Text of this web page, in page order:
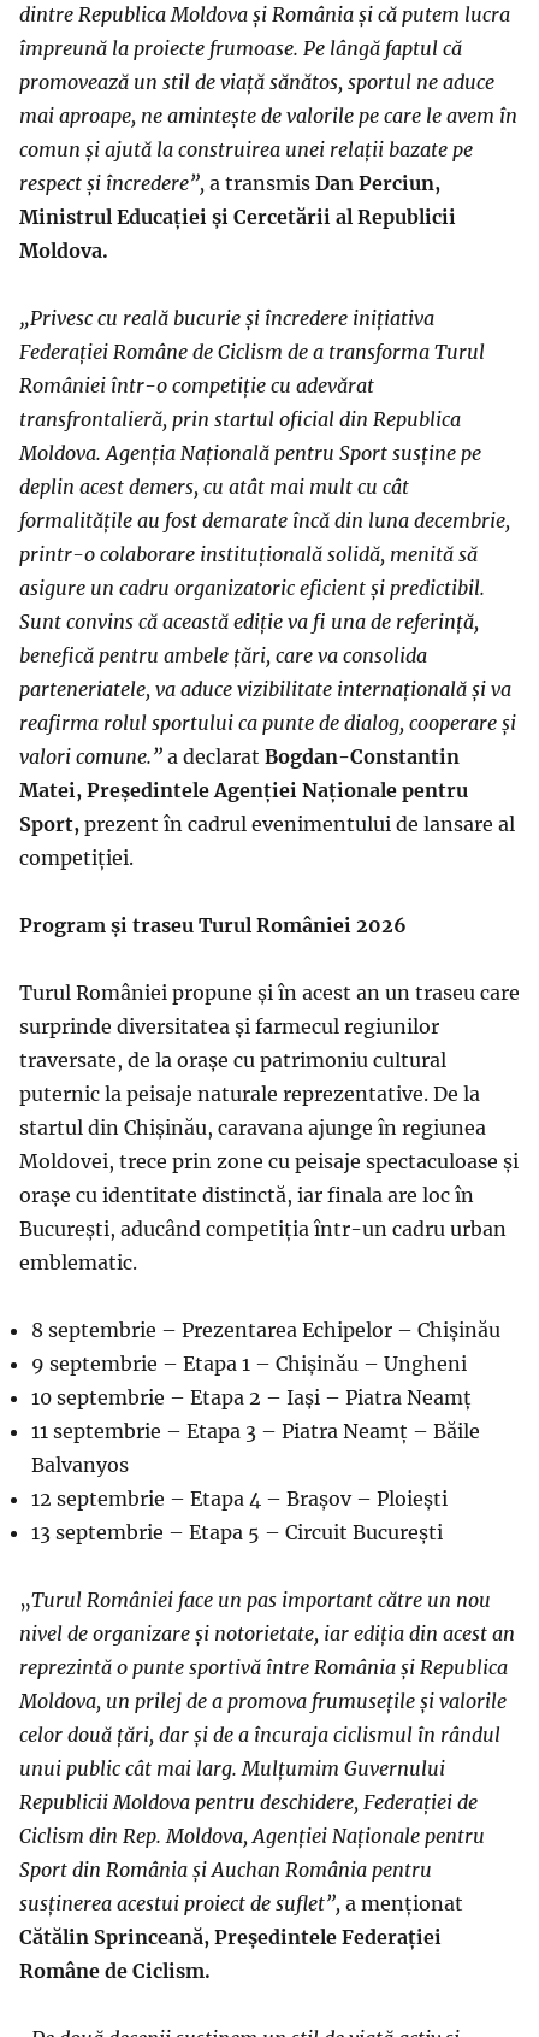
dintre Republica Moldova și România și că putem lucra
împreună la proiecte frumoase. Pe lângă faptul că
promovează un stil de viață sănătos, sportul ne aduce
mai aproape, ne amintește de valorile pe care le avem în
comun și ajută la construirea unei relații bazate pe
respect și încredere”, a transmis Dan Perciun,
Ministrul Educației și Cercetării al Republicii
Moldova.
„Privesc cu reală bucurie și încredere inițiativa
Federației Române de Ciclism de a transforma Turul
României într-o competiție cu adevărat
transfrontalieră, prin startul oficial din Republica
Moldova. Agenția Națională pentru Sport susține pe
deplin acest demers, cu atât mai mult cu cât
formalitățile au fost demarate încă din luna decembrie,
printr-o colaborare instituțională solidă, menită să
asigure un cadru organizatoric eficient și predictibil.
Sunt convins că această ediție va fi una de referință,
benefică pentru ambele țări, care va consolida
parteneriatele, va aduce vizibilitate internațională și va
reafirma rolul sportului ca punte de dialog, cooperare și
valori comune.” a declarat Bogdan-Constantin
Matei, Președintele Agenției Naționale pentru
Sport, prezent în cadrul evenimentului de lansare al
competiției.
Program și traseu Turul României 2026
Turul României propune și în acest an un traseu care
surprinde diversitatea și farmecul regiunilor
traversate, de la orașe cu patrimoniu cultural
puternic la peisaje naturale reprezentative. De la
startul din Chișinău, caravana ajunge în regiunea
Moldovei, trece prin zone cu peisaje spectaculoase și
orașe cu identitate distinctă, iar finala are loc în
București, aducând competiția într-un cadru urban
emblematic.
8 septembrie – Prezentarea Echipelor – Chișinău
9 septembrie – Etapa 1 – Chișinău – Ungheni
10 septembrie – Etapa 2 – Iași – Piatra Neamț
11 septembrie – Etapa 3 – Piatra Neamț – Băile
Balvanyos
12 septembrie – Etapa 4 – Brașov – Ploiești
13 septembrie – Etapa 5 – Circuit București
„Turul României face un pas important către un nou
nivel de organizare și notorietate, iar ediția din acest an
reprezintă o punte sportivă între România și Republica
Moldova, un prilej de a promova frumusețile și valorile
celor două țări, dar și de a încuraja ciclismul în rândul
unui public cât mai larg. Mulțumim Guvernului
Republicii Moldova pentru deschidere, Federației de
Ciclism din Rep. Moldova, Agenției Naționale pentru
Sport din România și Auchan România pentru
susținerea acestui proiect de suflet”, a menționat
Cătălin Sprinceană, Președintele Federației
Române de Ciclism.